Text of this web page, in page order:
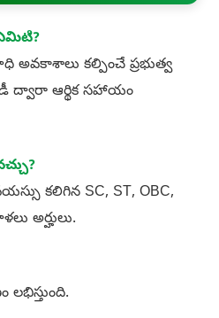
కల్పించే ప్రభుత్వ
ద్వారా ఆర్థిక సహాయం
కలిగిన SC, ST, OBC,
అర్హులు.
లభిస్తుంది.